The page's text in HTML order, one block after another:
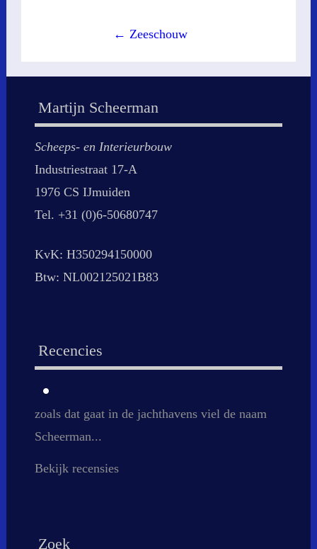
← Zeeschouw
Martijn Scheerman
Scheeps- en Interieurbouw
Industriestraat 17-A
1976 CS IJmuiden
Tel. +31 (0)6-50680747
KvK: H350294150000
Btw: NL002125021B83
Recencies
zoals dat gaat in de jachthavens viel de naam
Scheerman...
Bekijk recensies
Zoek